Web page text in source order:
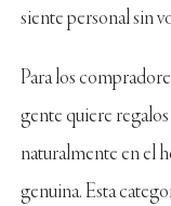
siente personal sin
Para los
gente quiere
naturalmente en el
genuina. Esta